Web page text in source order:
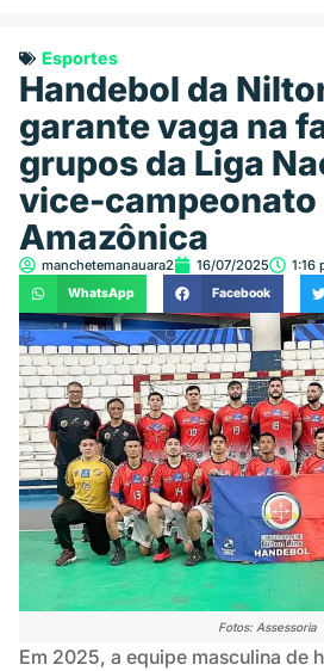
Esportes
Handebol da
garante vaga na
grupos da Liga
vice-campeonato
Amazônica
manchetemanauara2 16/07/2025 1:16
WhatsApp Facebook
Fotos: Assessoria
Em 2025, a equipe masculina de